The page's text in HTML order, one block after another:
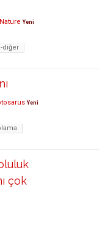
Nature Yeni
diğer
Yeni
çok